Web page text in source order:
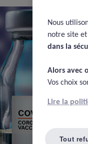
Nous
notre site
dans la
Alors avec
Vos choix
Lire la
Tout